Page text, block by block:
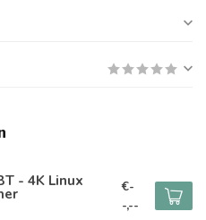
- 4K Linux
€-
-,--